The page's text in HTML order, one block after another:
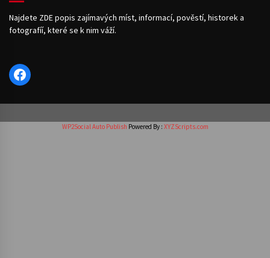
Najdete ZDE popis zajímavých míst, informací, pověstí, historek a
fotografíí, které se k nim váží.
Facebook
WP2Social Auto Publish Powered By : XYZScripts.com